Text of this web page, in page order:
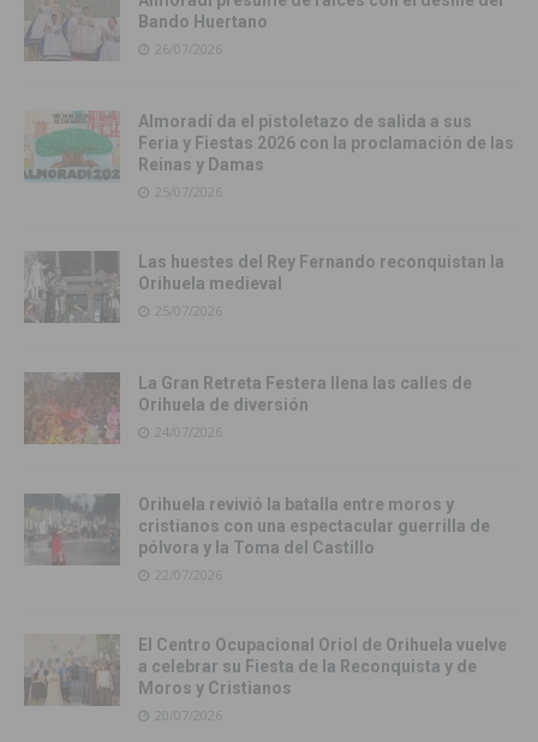
Bando Huertano
26/07/2026
Almoradí da el pistoletazo de salida a sus
Feria y Fiestas 2026 con la proclamación de las
Reinas y Damas
25/07/2026
Las huestes del Rey Fernando reconquistan la
Orihuela medieval
25/07/2026
La Gran Retreta Festera llena las calles de
Orihuela de diversión
24/07/2026
Orihuela revivió la batalla entre moros y
cristianos con una espectacular guerrilla de
pólvora y la Toma del Castillo
22/07/2026
El Centro Ocupacional Oriol de Orihuela vuelve
a celebrar su Fiesta de la Reconquista y de
Moros y Cristianos
20/07/2026